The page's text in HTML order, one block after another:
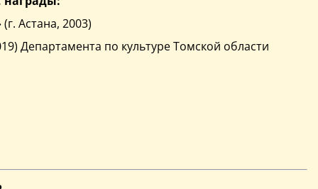
Астана, 2003)
Департамента по культуре Томской области